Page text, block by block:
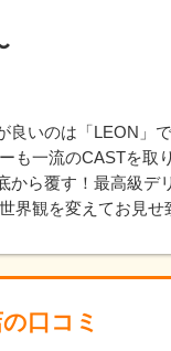
良いのは「LEON」
も一流のCASTを取
から覆す！最高級デ
界観を変えてお見せ
口コミ